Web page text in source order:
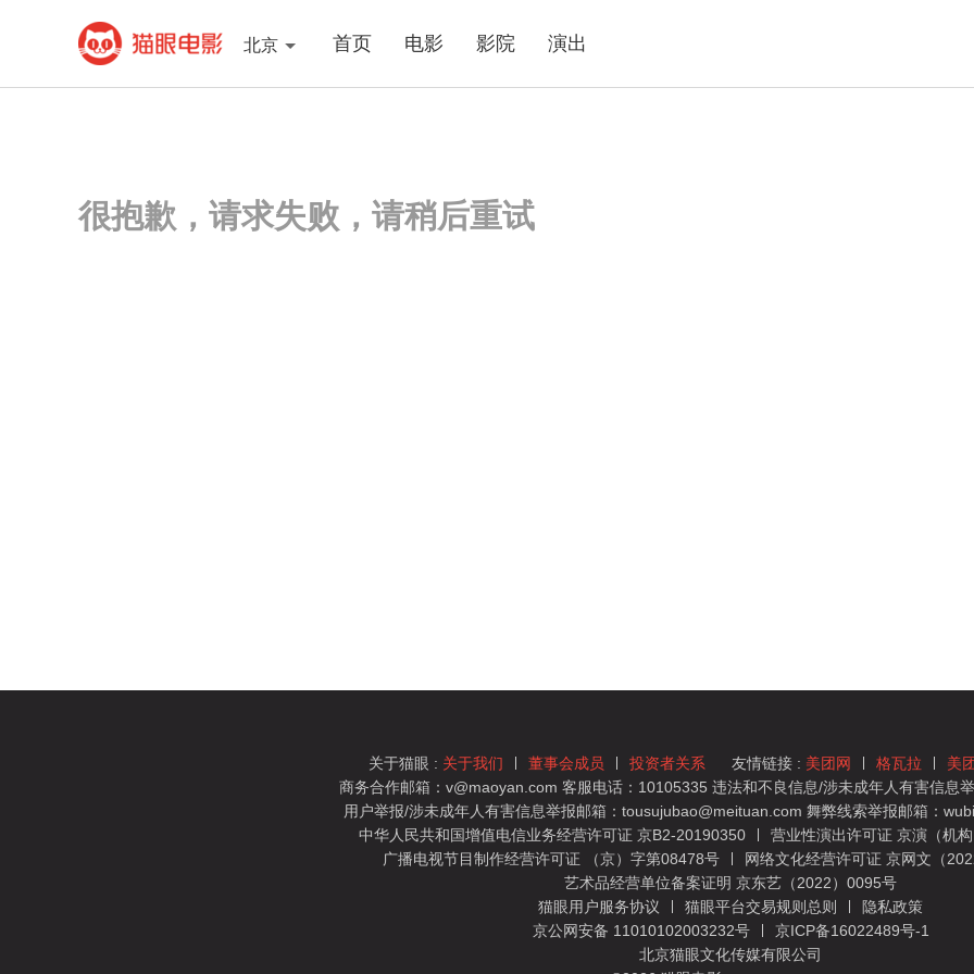
北京 首页 电影 影院 演出
很抱歉，请求失败，请稍后重试
关于猫眼 : 关于我们 董事会成员 投资者关系 友情链接 : 美团网 格瓦拉 美
商务合作邮箱：v@maoyan.com 客服电话：10105335 违法和不良信息/涉未成年人有害信息
用户举报/涉未成年人有害信息举报邮箱：tousujubao@meituan.com 舞弊线索举报邮箱：
中华人民共和国增值电信业务经营许可证 京B2-20190350
营业性演出许可证 京演（机
广播电视节目制作经营许可证 （京）字第08478号
网络文化经营许可证 京网文（
艺术品经营单位备案证明 京东艺（2022）0095号
猫眼用户服务协议
猫眼平台交易规则总则
隐私政策
京公网安备 11010102003232号
京ICP备16022489号-1
北京猫眼文化传媒有限公司